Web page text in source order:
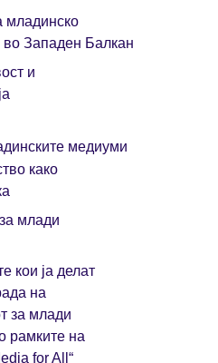
младинско
Западен Балкан
и
медиуми
како
млади
кои ја делат
на
за млади
рамките на
for All“